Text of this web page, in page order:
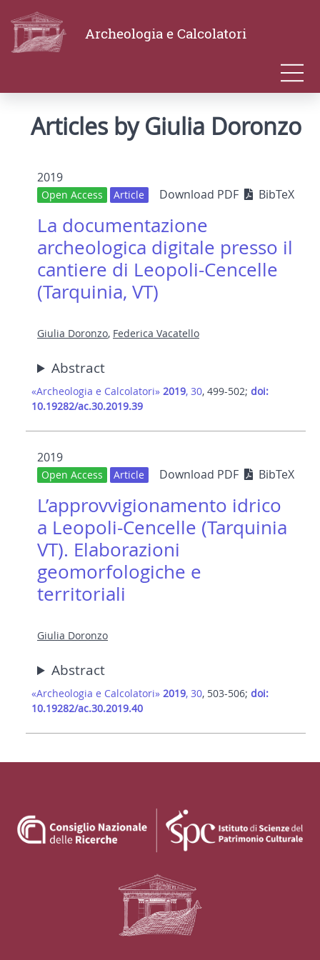
Archeologia e Calcolatori
Articles by Giulia Doronzo
2019
Open Access Article Download PDF BibTeX
La documentazione
archeologica digitale presso il
cantiere di Leopoli-Cencelle
(Tarquinia, VT)
Giulia Doronzo, Federica Vacatello
Abstract
«Archeologia e Calcolatori» 2019, 30, 499-502; doi:
10.19282/ac.30.2019.39
2019
Open Access Article Download PDF BibTeX
L’approvvigionamento idrico
a Leopoli-Cencelle (Tarquinia
VT). Elaborazioni
geomorfologiche e
territoriali
Giulia Doronzo
Abstract
«Archeologia e Calcolatori» 2019, 30, 503-506; doi:
10.19282/ac.30.2019.40